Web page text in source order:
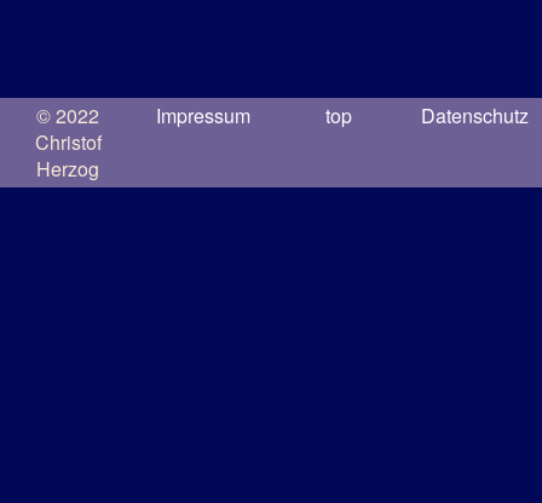
© 2022
Christof
Herzog
Impressum top Datenschutz